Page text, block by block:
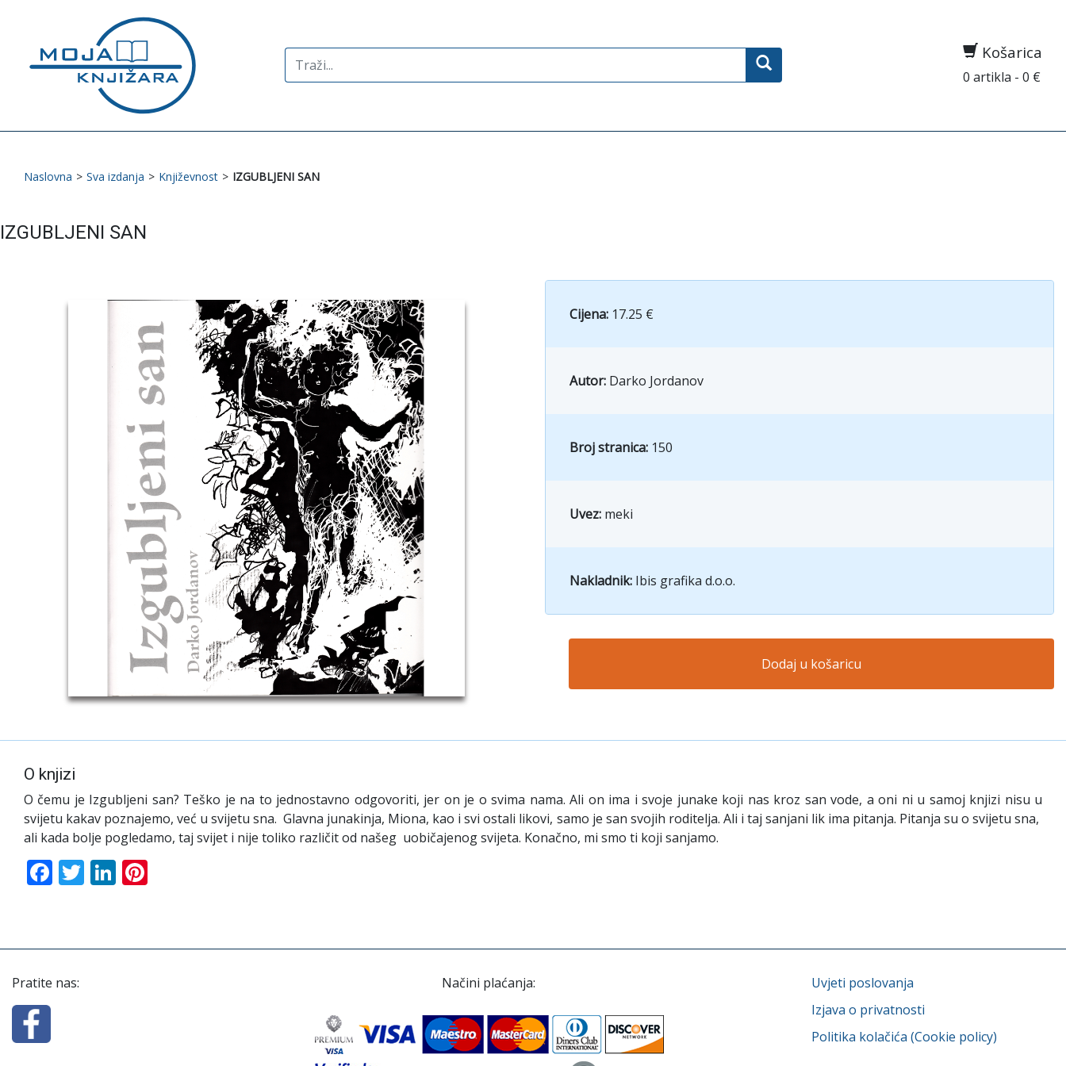
Search
for:
Košarica
0 artikla - 0 €
Naslovna > Sva izdanja > Književnost > IZGUBLJENI SAN
IZGUBLJENI SAN
Cijena: 17.25 €
Autor: Darko Jordanov
Broj stranica: 150
Uvez: meki
Nakladnik: Ibis grafika d.o.o.
Dodaj u košaricu
O knjizi
O čemu je Izgubljeni san? Teško je na to jednostavno odgovoriti, jer on je o svima nama. Ali on ima i svoje junake koji nas kroz san vode, a oni ni u samoj knjizi nisu u
svijetu kakav poznajemo, već u svijetu sna. Glavna junakinja, Miona, kao i svi ostali likovi, samo je san svojih roditelja. Ali i taj sanjani lik ima pitanja. Pitanja su o svijetu sna,
ali kada bolje pogledamo, taj svijet i nije toliko različit od našeg uobičajenog svijeta. Konačno, mi smo ti koji sanjamo.
Facebook
TwitterLinkedIn
Pratite nas: Načini plaćanja:
Uvjeti poslovanja
Izjava o privatnosti
Politika kolačića (Cookie policy)